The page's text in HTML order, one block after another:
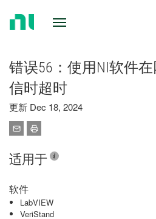
错误56：使用NI软件
信时超时
更新 Dec 18, 2024
适用于
软件
LabVIEW
VeriStand